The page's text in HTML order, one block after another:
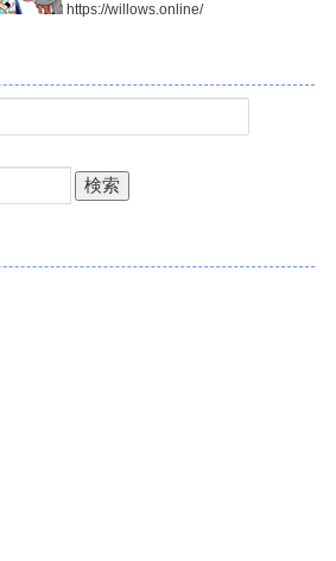
https://willows.online/